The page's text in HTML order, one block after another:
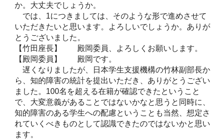
か。大丈夫でしょうか。
では、1につきましては、そのような形で進めさせて
いただきたいと思います。よろしいでしょうか。ありが
とうございました。
【竹田座長】 殿岡委員、よろしくお願いします。
【殿岡委員】 殿岡です。
遅くなりましたが、日本学生支援機構の竹林副部長か
ら、知的障害の統計を提出いただき、ありがとうござい
ました。100名を超える在籍が確認できたということ
で、大変意義があることではないかなと思うと同時に、
知的障害のある学生への配慮ということも当然、想定さ
れていくべきものとして認識できたのではないかと思い
ます。